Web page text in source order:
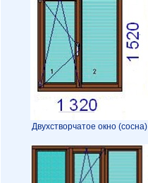
Двухстворчатое окно (сосна)